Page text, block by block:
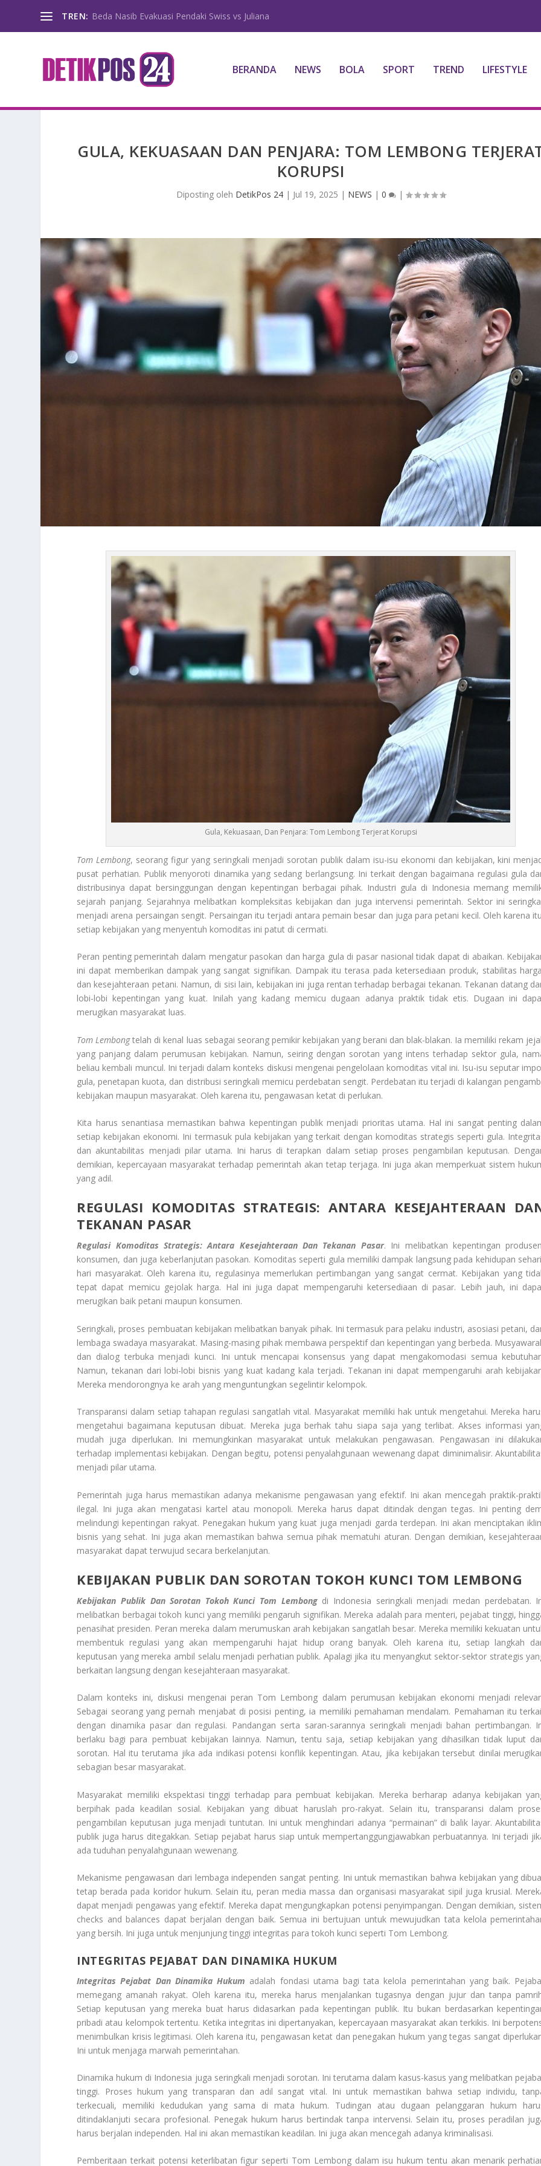
TREN: Beda Nasib Evakuasi Pendaki Swiss vs Juliana
BERANDA NEWS BOLA SPORT TREND LIFESTYLE
GULA, KEKUASAAN DAN PENJARA: TOM LEMBONG
KORUPSI
Diposting oleh DetikPos 24| Jul 19, 2025 | NEWS | 0 |
Gula, Kekuasaan, Dan Penjara: Tom Lembong Terjerat Korupsi
Tom Lembong, seorang figur yang seringkali menjadi sorotan publik dalam isu-isu ekonomi dan kebijakan, kini
pusat perhatian. Publik menyoroti dinamika yang sedang berlangsung. Ini terkait dengan bagaimana regulasi gula
distribusinya dapat bersinggungan dengan kepentingan berbagai pihak. Industri gula di Indonesia memang
sejarah panjang. Sejarahnya melibatkan kompleksitas kebijakan dan juga intervensi pemerintah. Sektor ini
menjadi arena persaingan sengit. Persaingan itu terjadi antara pemain besar dan juga para petani kecil. Oleh karena
setiap kebijakan yang menyentuh komoditas ini patut di cermati.
Peran penting pemerintah dalam mengatur pasokan dan harga gula di pasar nasional tidak dapat di abaikan.
ini dapat memberikan dampak yang sangat signifikan. Dampak itu terasa pada ketersediaan produk, stabilitas
dan kesejahteraan petani. Namun, di sisi lain, kebijakan ini juga rentan terhadap berbagai tekanan. Tekanan datang
lobi-lobi kepentingan yang kuat. Inilah yang kadang memicu dugaan adanya praktik tidak etis. Dugaan ini
merugikan masyarakat luas.
Tom Lembongtelah di kenal luas sebagai seorang pemikir kebijakan yang berani dan blak-blakan. Ia memiliki rekam
yang panjang dalam perumusan kebijakan. Namun, seiring dengan sorotan yang intens terhadap sektor gula,
beliau kembali muncul. Ini terjadi dalam konteks diskusi mengenai pengelolaan komoditas vital ini. Isu-isu seputar
gula, penetapan kuota, dan distribusi seringkali memicu perdebatan sengit. Perdebatan itu terjadi di kalangan
kebijakan maupun masyarakat. Oleh karena itu, pengawasan ketat di perlukan.
Kita harus senantiasa memastikan bahwa kepentingan publik menjadi prioritas utama. Hal ini sangat penting
setiap kebijakan ekonomi. Ini termasuk pula kebijakan yang terkait dengan komoditas strategis seperti gula.
dan akuntabilitas menjadi pilar utama. Ini harus di terapkan dalam setiap proses pengambilan keputusan.
demikian, kepercayaan masyarakat terhadap pemerintah akan tetap terjaga. Ini juga akan memperkuat sistem
yang adil.
REGULASI KOMODITAS STRATEGIS: ANTARA KESEJAHTERAAN
TEKANAN PASAR
Regulasi Komoditas Strategis: Antara Kesejahteraan Dan Tekanan Pasar. Ini melibatkan kepentingan
konsumen, dan juga keberlanjutan pasokan. Komoditas seperti gula memiliki dampak langsung pada kehidupan
hari masyarakat. Oleh karena itu, regulasinya memerlukan pertimbangan yang sangat cermat. Kebijakan yang
tepat dapat memicu gejolak harga. Hal ini juga dapat mempengaruhi ketersediaan di pasar. Lebih jauh, ini
merugikan baik petani maupun konsumen.
Seringkali, proses pembuatan kebijakan melibatkan banyak pihak. Ini termasuk para pelaku industri, asosiasi petani,
lembaga swadaya masyarakat. Masing-masing pihak membawa perspektif dan kepentingan yang berbeda.
dan dialog terbuka menjadi kunci. Ini untuk mencapai konsensus yang dapat mengakomodasi semua
Namun, tekanan dari lobi-lobi bisnis yang kuat kadang kala terjadi. Tekanan ini dapat mempengaruhi arah
Mereka mendorongnya ke arah yang menguntungkan segelintir kelompok.
Transparansi dalam setiap tahapan regulasi sangatlah vital. Masyarakat memiliki hak untuk mengetahui. Mereka
mengetahui bagaimana keputusan dibuat. Mereka juga berhak tahu siapa saja yang terlibat. Akses informasi
mudah juga diperlukan. Ini memungkinkan masyarakat untuk melakukan pengawasan. Pengawasan ini
terhadap implementasi kebijakan. Dengan begitu, potensi penyalahgunaan wewenang dapat diminimalisir.
menjadi pilar utama.
Pemerintah juga harus memastikan adanya mekanisme pengawasan yang efektif. Ini akan mencegah praktik-
ilegal. Ini juga akan mengatasi kartel atau monopoli. Mereka harus dapat ditindak dengan tegas. Ini penting
melindungi kepentingan rakyat. Penegakan hukum yang kuat juga menjadi garda terdepan. Ini akan menciptakan
bisnis yang sehat. Ini juga akan memastikan bahwa semua pihak mematuhi aturan. Dengan demikian,
masyarakat dapat terwujud secara berkelanjutan.
KEBIJAKAN PUBLIK DAN SOROTAN TOKOH KUNCI TOM LEMBONG
Kebijakan Publik Dan Sorotan Tokoh Kunci Tom Lembong di Indonesia seringkali menjadi medan perdebatan.
melibatkan berbagai tokoh kunci yang memiliki pengaruh signifikan. Mereka adalah para menteri, pejabat tinggi,
penasihat presiden. Peran mereka dalam merumuskan arah kebijakan sangatlah besar. Mereka memiliki kekuatan
membentuk regulasi yang akan mempengaruhi hajat hidup orang banyak. Oleh karena itu, setiap langkah
keputusan yang mereka ambil selalu menjadi perhatian publik. Apalagi jika itu menyangkut sektor-sektor strategis
berkaitan langsung dengan kesejahteraan masyarakat.
Dalam konteks ini, diskusi mengenai peran Tom Lembong dalam perumusan kebijakan ekonomi menjadi
Sebagai seorang yang pernah menjabat di posisi penting, ia memiliki pemahaman mendalam. Pemahaman itu
dengan dinamika pasar dan regulasi. Pandangan serta saran-sarannya seringkali menjadi bahan pertimbangan.
berlaku bagi para pembuat kebijakan lainnya. Namun, tentu saja, setiap kebijakan yang dihasilkan tidak luput
sorotan. Hal itu terutama jika ada indikasi potensi konflik kepentingan. Atau, jika kebijakan tersebut dinilai
sebagian besar masyarakat.
Masyarakat memiliki ekspektasi tinggi terhadap para pembuat kebijakan. Mereka berharap adanya kebijakan
berpihak pada keadilan sosial. Kebijakan yang dibuat haruslah pro-rakyat. Selain itu, transparansi dalam
pengambilan keputusan juga menjadi tuntutan. Ini untuk menghindari adanya “permainan” di balik layar.
publik juga harus ditegakkan. Setiap pejabat harus siap untuk mempertanggungjawabkan perbuatannya. Ini terjadi
ada tuduhan penyalahgunaan wewenang.
Mekanisme pengawasan dari lembaga independen sangat penting. Ini untuk memastikan bahwa kebijakan yang
tetap berada pada koridor hukum. Selain itu, peran media massa dan organisasi masyarakat sipil juga krusial.
dapat menjadi pengawas yang efektif. Mereka dapat mengungkapkan potensi penyimpangan. Dengan demikian,
checks and balances dapat berjalan dengan baik. Semua ini bertujuan untuk mewujudkan tata kelola
yang bersih. Ini juga untuk menjunjung tinggi integritas para tokoh kunci seperti Tom Lembong.
INTEGRITAS PEJABAT DAN DINAMIKA HUKUM
Integritas Pejabat Dan Dinamika Hukum adalah fondasi utama bagi tata kelola pemerintahan yang baik.
memegang amanah rakyat. Oleh karena itu, mereka harus menjalankan tugasnya dengan jujur dan tanpa
Setiap keputusan yang mereka buat harus didasarkan pada kepentingan publik. Itu bukan berdasarkan
pribadi atau kelompok tertentu. Ketika integritas ini dipertanyakan, kepercayaan masyarakat akan terkikis. Ini
menimbulkan krisis legitimasi. Oleh karena itu, pengawasan ketat dan penegakan hukum yang tegas sangat
Ini untuk menjaga marwah pemerintahan.
Dinamika hukum di Indonesia juga seringkali menjadi sorotan. Ini terutama dalam kasus-kasus yang melibatkan
tinggi. Proses hukum yang transparan dan adil sangat vital. Ini untuk memastikan bahwa setiap individu,
terkecuali, memiliki kedudukan yang sama di mata hukum. Tudingan atau dugaan pelanggaran hukum
ditindaklanjuti secara profesional. Penegak hukum harus bertindak tanpa intervensi. Selain itu, proses peradilan
harus berjalan independen. Hal ini akan memastikan keadilan. Ini juga akan mencegah adanya kriminalisasi.
Pemberitaan terkait potensi keterlibatan figur seperti Tom Lembongdalam isu hukum tentu akan menarik